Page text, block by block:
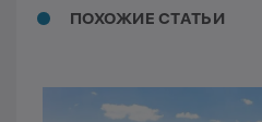
ПОХОЖИЕ СТАТЬИ